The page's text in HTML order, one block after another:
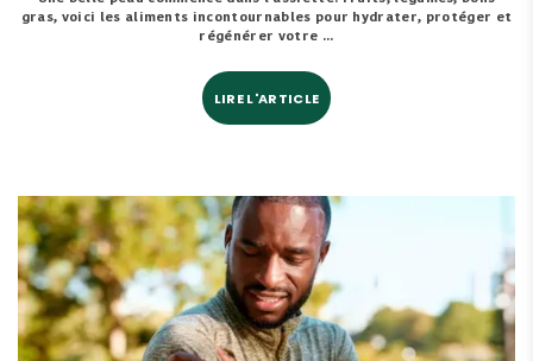
gras, voici les aliments incontournables pour hydrater, protéger et
régénérer votre ...
LIRE L'ARTICLE